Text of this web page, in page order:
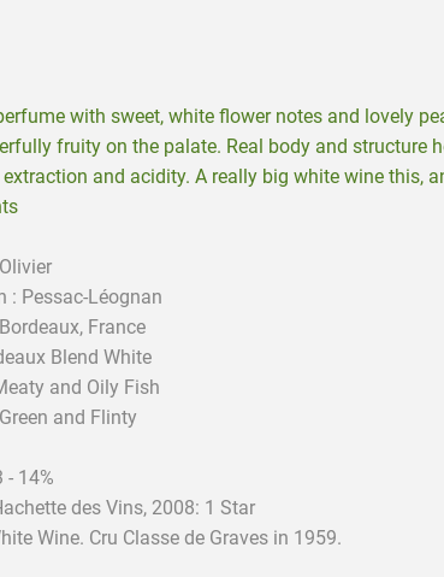
with sweet, white flower notes and lovely
fruity on the palate. Real body and structure
and acidity. A really big white wine this,
: Pessac-Léognan
France
Blend White
and Oily Fish
and Flinty
- 14%
des Vins, 2008: 1 Star
Wine. Cru Classe de Graves in 1959.